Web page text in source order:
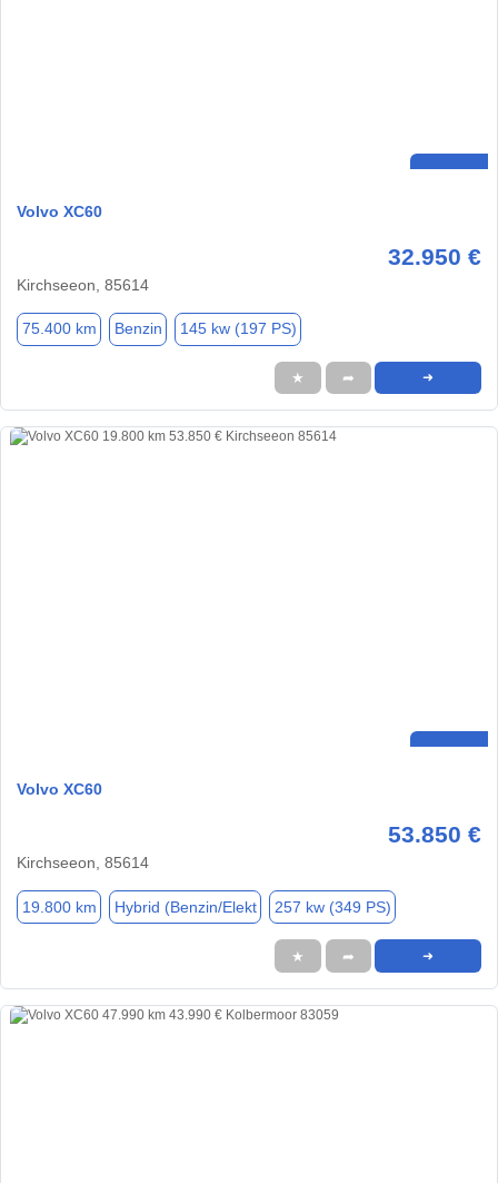
Volvo XC60
32.950 €
Kirchseeon, 85614
75.400 km Benzin 145 kw (197 PS)
★ ➦ ➜
Volvo XC60
53.850 €
Kirchseeon, 85614
19.800 km Hybrid (Benzin/Elekt 257 kw (349 PS)
★ ➦ ➜